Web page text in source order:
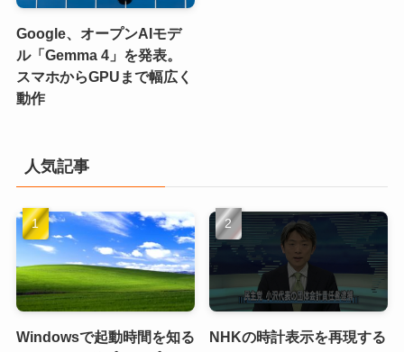
Google、オープンAIモデ
ル「Gemma 4」を発表。
スマホからGPUまで幅広く
動作
人気記事
Windowsで起動時間を知る
NHKの時計表示を再現する